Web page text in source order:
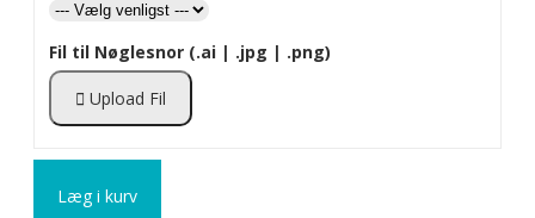
Fil til Nøglesnor (.ai | .jpg | .png)
Upload Fil
Læg i kurv